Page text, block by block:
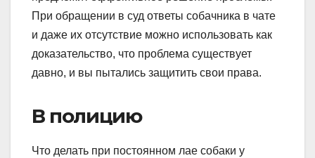
При обращении в суд ответы собачника в чате
и даже их отсутствие можно использовать как
доказательство, что проблема существует
давно, и вы пытались защитить свои права.
В полицию
Что делать при постоянном лае собаки у